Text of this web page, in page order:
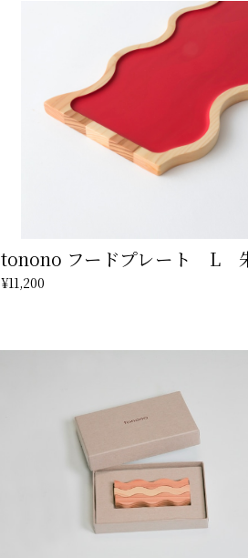
tonono フードプレート L
¥11,200